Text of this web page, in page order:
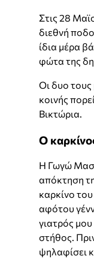
Στις 28
διεθνή
ίδια μέρα
φώτα της
Οι δυο
κοινής
Βικτώρια.
Ο
Η Γωγώ
απόκτηση
καρκίνο
αφότου
γιατρός
στήθος.
ψηλαφίσει